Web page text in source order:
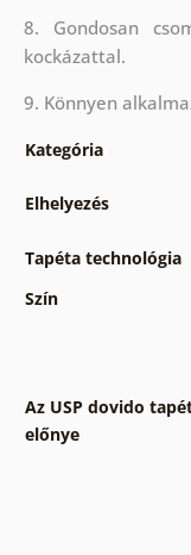
8. Gondosan
kockázattal.
9. Könnyen
Kategória
Elhelyezés
Tapéta technológia
Szín
Az USP dovido
előnye